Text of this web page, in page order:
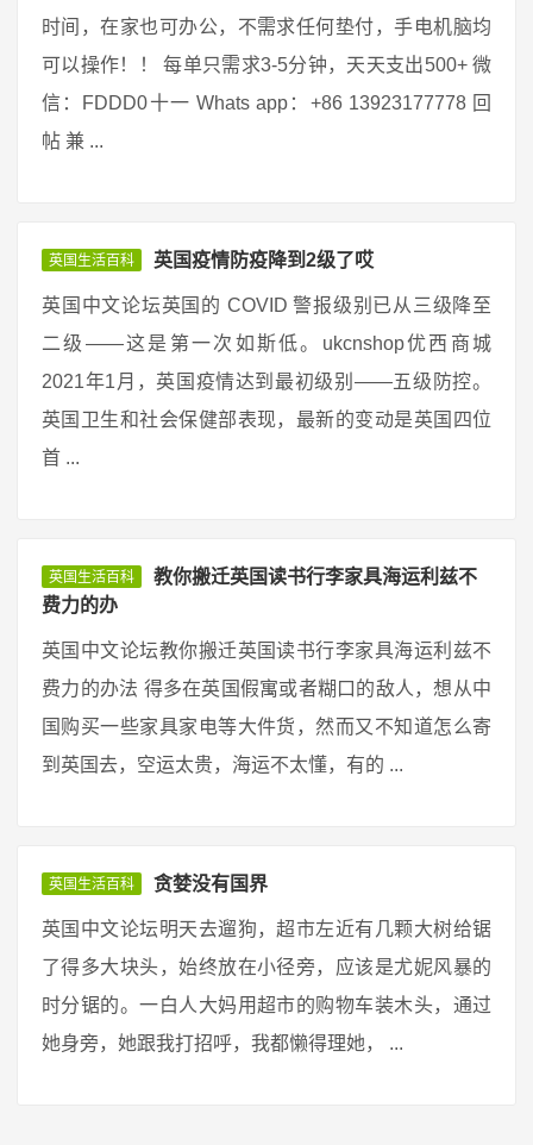
时间，在家也可办公，不需求任何垫付，手电机脑均
可以操作！！ 每单只需求3-5分钟，天天支出500+ 微
信：FDDD0十一 Whats app：+86 13923177778 回
帖 兼 ...
英国生活百科 英国疫情防疫降到2级了哎
英国中文论坛英国的 COVID 警报级别已从三级降至
二级——这是第一次如斯低。ukcnshop优西商城
2021年1月，英国疫情达到最初级别——五级防控。
英国卫生和社会保健部表现，最新的变动是英国四位
首 ...
英国生活百科
教你搬迁英国读书行李家具海运利兹不
费力的办
英国中文论坛教你搬迁英国读书行李家具海运利兹不
费力的办法 得多在英国假寓或者糊口的敌人，想从中
国购买一些家具家电等大件货，然而又不知道怎么寄
到英国去，空运太贵，海运不太懂，有的 ...
英国生活百科 贪婪没有国界
英国中文论坛明天去遛狗，超市左近有几颗大树给锯
了得多大块头，始终放在小径旁，应该是尤妮风暴的
时分锯的。一白人大妈用超市的购物车装木头，通过
她身旁，她跟我打招呼，我都懒得理她， ...